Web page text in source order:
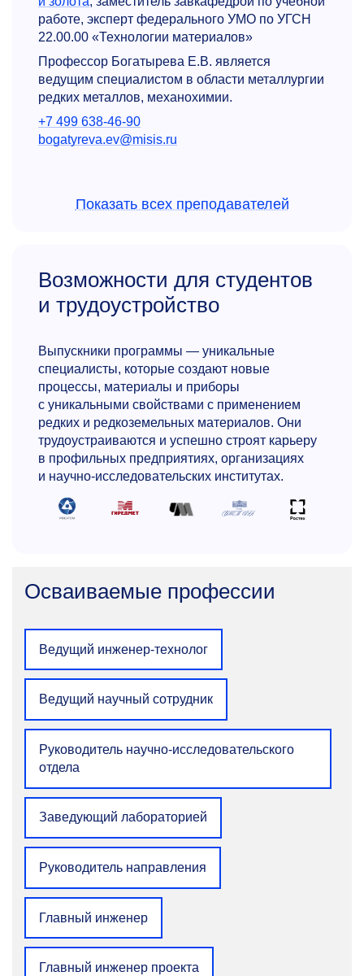
работе, эксперт федерального УМО по УГСН
22.00.00 «Технологии материалов»
Профессор Богатырева Е.В. является
ведущим специалистом в области металлургии
редких металлов, механохимии.
+7 499 638-46-90
bogatyreva.ev@misis.ru
Галина Геннадьевна Божко
и золота, член федерального УМО по УГСН
22.00.00 «Технологии материалов»
+7 495 638-46-74
bojko06@mail.ru
Сергей Сергеевич Киров
и автоматизация технологических процессов,
исследование процессов и технологии
производства алюминия.
+7 495 955-01-43
kirov.ss@misis.ru
Елена Сергеевна Васильева
К.т.н., доцент
Показать всех преподавателей
Возможности для студентов
и трудоустройство
Выпускники программы — уникальные
специалисты, которые создают новые
процессы, материалы и приборы
с уникальными свойствами с применением
редких и редкоземельных материалов. Они
трудоустраиваются и успешно строят карьеру
в профильных предприятиях, организациях
и научно-исследовательских институтах.
Осваиваемые профессии
Ведущий инженер-технолог
Ведущий научный сотрудник
Руководитель научно-исследовательского
отдела
Заведующий лабораторией
Руководитель направления
Главный инженер
Главный инженер проекта